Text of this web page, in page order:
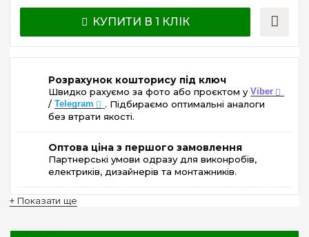
КУПИТИ В 1 КЛІК
Розрахунок кошторису під ключ
Швидко рахуємо за фото або проєктом у Viber
/ Telegram
. Підбираємо оптимальні аналоги
без втрати якості.
Оптова ціна з першого замовлення
Партнерські умови одразу для виконробів,
електриків, дизайнерів та монтажників.
+ Показати ще